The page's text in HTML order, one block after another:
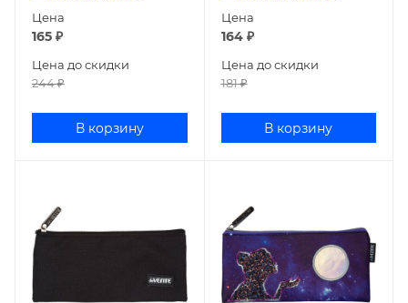
Цена
165 ₽
Цена до скидки
244₽
В корзину
Цена
164₽
Цена до скидки
181₽
В корзину